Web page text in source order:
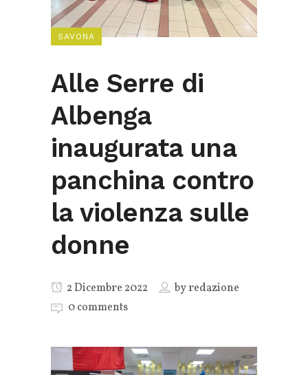
SAVONA
Alle Serre di
Albenga
inaugurata una
panchina contro
la violenza sulle
donne
2 Dicembre 2022 byredazione
0 comments